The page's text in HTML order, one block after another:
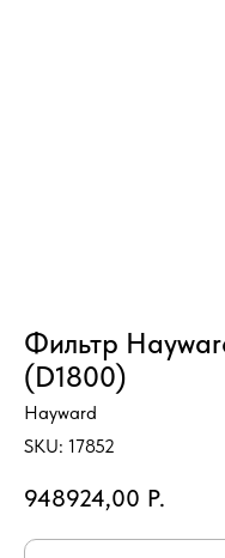
Фильтр
(D1800)
Hayward
SKU: 17852
948924,00 Р.